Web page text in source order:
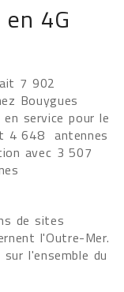
4G
7 902
Bouygues
service pour le
4 648 antennes
avec 3 507
de sites
l'Outre-Mer.
l'ensemble du